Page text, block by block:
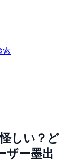
索
しい？ど
ザー墨出